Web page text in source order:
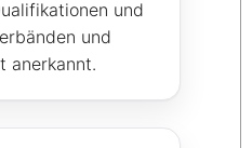
und
und
anerkannt.